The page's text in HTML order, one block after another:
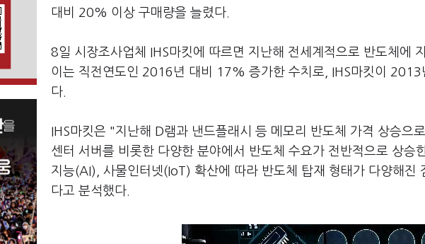
대비 20% 이상 구매량을 늘렸다.
8일 시장조사업체 IHS마킷에 따르면 지난해 전세계적으로 반도체에
이는 직전연도인 2016년 대비 17% 증가한 수치로, IHS마킷이 2013
다.
IHS마킷은 "지난해 D램과 낸드플래시 등 메모리 반도체 가격 상승으
센터 서버를 비롯한 다양한 분야에서 반도체 수요가 전반적으로 상승
지능(AI), 사물인터넷(IoT) 확산에 따라 반도체 탑재 형태가 다양해진
다고 분석했다.